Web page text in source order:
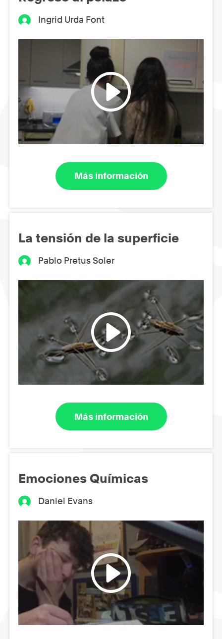
Ingrid Urda Font
Más información
La tensión de la superficie
Pablo Pretus Soler
Más información
Emociones Químicas
Daniel Evans